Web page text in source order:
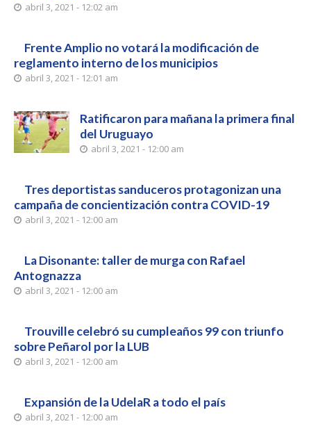
abril 3, 2021 - 12:02 am
Frente Amplio no votará la modificación de
reglamento interno de los municipios
abril 3, 2021 - 12:01 am
Ratificaron para mañana la primera final
del Uruguayo
abril 3, 2021 - 12:00 am
Tres deportistas sanduceros protagonizan una
campaña de concientización contra COVID-19
abril 3, 2021 - 12:00 am
La Disonante: taller de murga con Rafael
Antognazza
abril 3, 2021 - 12:00 am
Trouville celebró su cumpleaños 99 con triunfo
sobre Peñarol por la LUB
abril 3, 2021 - 12:00 am
Expansión de la UdelaR a todo el país
abril 3, 2021 - 12:00 am